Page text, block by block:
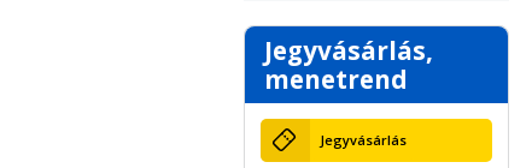
Jegyvásárlás,
menetrend
Jegyvásárlás